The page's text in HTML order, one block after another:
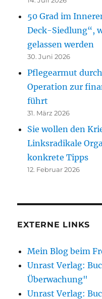
50 Grad im
Deck-Siedlung“,
gelassen werden
30. Juni 2026
Pflegearmut
Operation zur
führt
31. März 2026
Sie wollen den
Linksradikale
konkrete Tipps
12. Februar 2026
EXTERNE LINKS
Mein Blog beim
Unrast Verlag:
Überwachung"
Unrast Verlag: